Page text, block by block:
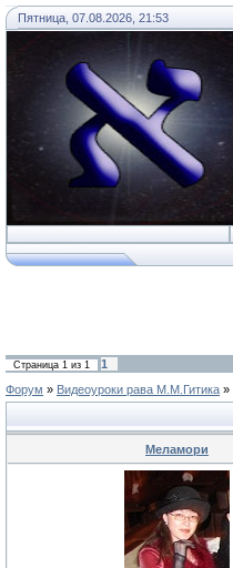
Пятница, 07.08.2026, 21:53
Страница 1 из 1
1
Форум » Видеоуроки рава М.М.Гитика »
Меламори